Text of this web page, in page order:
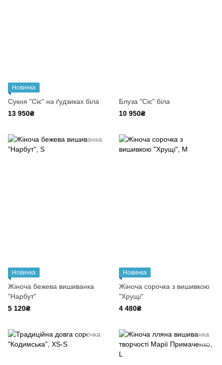
Новинка
Cукня "Сіє" на ґудзиках біла
13 950₴
Блуза "Сіє" біла
10 950₴
Новинка
Жіноча бежева вишиванка
"Нарбут"
5 120₴
Новинка
Жіноча сорочка з вишивкою
"Хрущі"
4 480₴